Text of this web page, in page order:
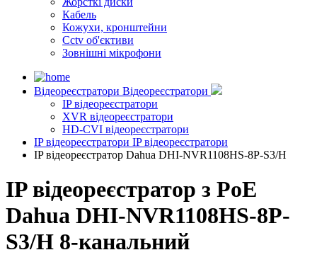
Кабель
Кожухи, кронштейни
Cctv об'єктиви
Зовнішні мікрофони
Відеореєстратори Відеореєстратори
IP відеореєстратори
XVR відеореєстратори
HD-CVI відеореєстратори
IP відеореєстратори IP відеореєстратори
IP відеореєстратор Dahua DHI-NVR1108HS-8P-S3/H
IP відеореєстратор з PoE
Dahua DHI-NVR1108HS-8P-
S3/H 8-канальний